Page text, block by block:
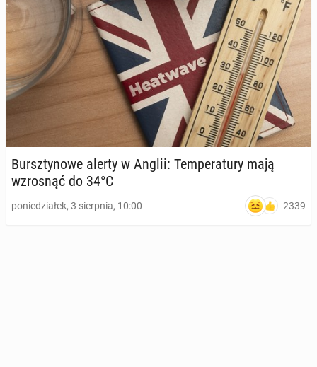
Bursz­ty­no­we alerty w Anglii: Tem­pe­ra­tu­ry mają
wzro­snąć do 34°C
poniedziałek, 3 sierpnia, 10:00 2339